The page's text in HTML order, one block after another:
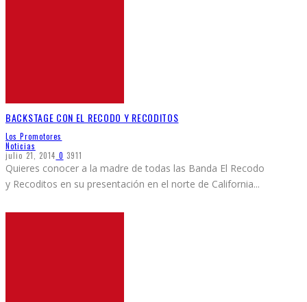
BACKSTAGE CON EL RECODO Y RECODITOS
Los Promotores
Noticias
julio 21, 2014 0 3911
Quieres conocer a la madre de todas las Banda El Recodo
y Recoditos en su presentación en el norte de California...